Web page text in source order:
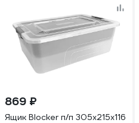
869 ₽
Ящик Blocker п/п 305х215х116